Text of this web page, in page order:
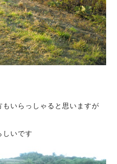
いらっしゃると思いますが
しいです